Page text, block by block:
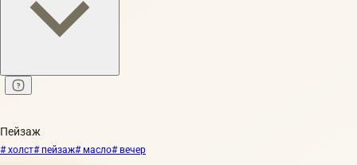
Пейзаж
# холст# пейзаж# масло# вечер